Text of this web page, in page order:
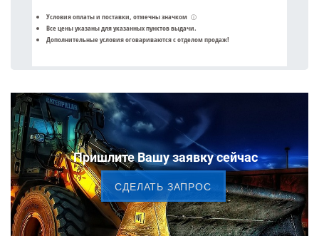
Условия оплаты и поставки, отмечны значком ⓘ
Все цены указаны дляуказанных пунктов выдачи.
Дополнительные условия оговариваются с отделом продаж!
Пришлите Вашу заявку сейчас
CДЕЛАТЬ ЗАПРОС